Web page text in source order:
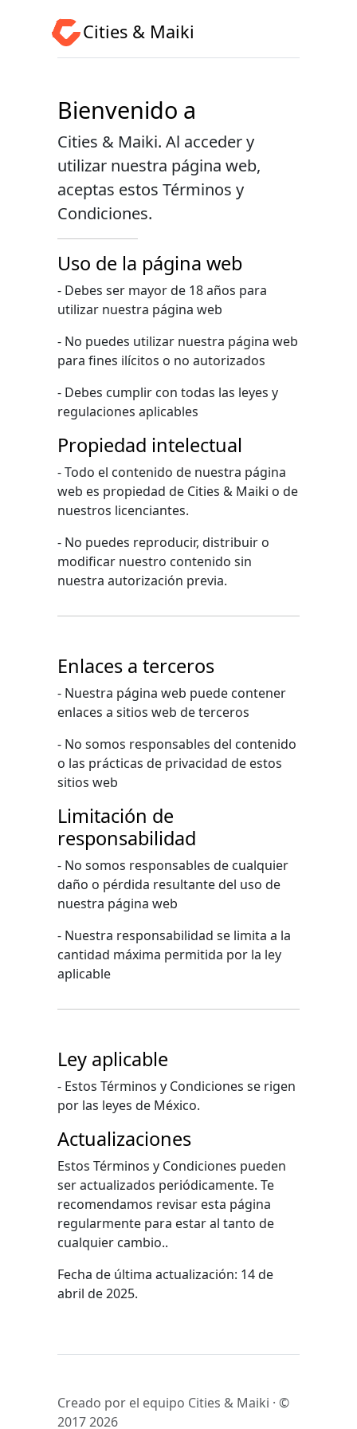
Cities & Maiki
Bienvenido a
Cities & Maiki. Al acceder y
utilizar nuestra página web,
aceptas estos Términos y
Condiciones.
Uso de la página web
- Debes ser mayor de 18 años para
utilizar nuestra página web
- No puedes utilizar nuestra página web
para fines ilícitos o no autorizados
- Debes cumplir con todas las leyes y
regulaciones aplicables
Propiedad intelectual
- Todo el contenido de nuestra página
web es propiedad de Cities & Maiki o de
nuestros licenciantes.
- No puedes reproducir, distribuir o
modificar nuestro contenido sin
nuestra autorización previa.
Enlaces a terceros
- Nuestra página web puede contener
enlaces a sitios web de terceros
- No somos responsables del contenido
o las prácticas de privacidad de estos
sitios web
Limitación de
responsabilidad
- No somos responsables de cualquier
daño o pérdida resultante del uso de
nuestra página web
- Nuestra responsabilidad se limita a la
cantidad máxima permitida por la ley
aplicable
Ley aplicable
- Estos Términos y Condiciones se rigen
por las leyes de México.
Actualizaciones
Estos Términos y Condiciones pueden
ser actualizados periódicamente. Te
recomendamos revisar esta página
regularmente para estar al tanto de
cualquier cambio..
Fecha de última actualización: 14 de
abril de 2025.
Creado por el equipo Cities & Maiki · ©
20172026